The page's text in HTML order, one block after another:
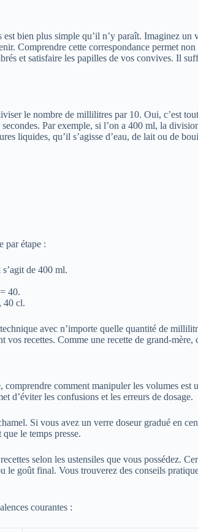
bien plus simple qu’il n’y paraît. Imaginez
Comprendre cette correspondance permet
et satisfaire les papilles de vos convives. Il
le nombre de millilitres par 10. Oui, c’est
Par exemple, si l’on a 400 ml, la
liquides, qu’il s’agisse d’eau, de lait ou de
par étape :
de 400 ml.
40.
40 cl.
avec n’importe quelle quantité de
recettes. Comme une recette de grand-
comment manipuler les volumes est
d’éviter les confusions et les erreurs de dosage.
Si vous avez un verre doseur gradué en
le temps presse.
selon les ustensiles que vous possédez.
goût final. Vous trouverez des conseils
courantes :